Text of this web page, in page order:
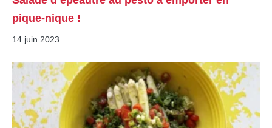
pique-nique !
14 juin 2023